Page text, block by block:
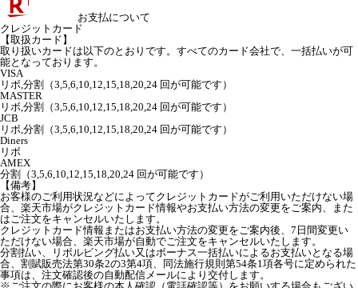
お支払について
クレジットカード
【取扱カード】
取り扱いカードは以下のとおりです。すべてのカード会社で、一括払いが可
能となっております。
VISA
リボ,分割（3,5,6,10,12,15,18,20,24 回が可能です）
MASTER
リボ,分割（3,5,6,10,12,15,18,20,24 回が可能です）
JCB
リボ,分割（3,5,6,10,12,15,18,20,24 回が可能です）
Diners
リボ
AMEX
分割（3,5,6,10,12,15,18,20,24 回が可能です）
【備考】
お客様のご利用状況などによってクレジットカードがご利用いただけない場
合、楽天市場がクレジットカード情報やお支払い方法の変更をご案内、また
はご注文をキャンセルいたします。
クレジットカード情報またはお支払い方法の変更をご案内後、7日間変更い
ただけない場合、楽天市場が自動でご注文をキャンセルいたします。
分割払い、リボルビング払い又はボーナス一括払いによるお支払いとなる場
合、割賦販売法第30条2の3第4項、同法施行規則第54条1項各号に定められた
事項は、注文確認後の自動配信メールにより交付します。